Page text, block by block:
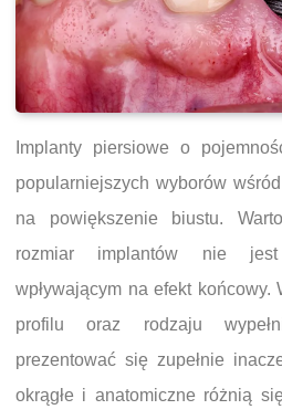
Implanty piersiowe o
popularniejszych wyborów
na powiększenie biustu.
rozmiar implantów nie
wpływającym na efekt końcowy.
profilu oraz rodzaju
prezentować się zupełnie
okrągłe i anatomiczne różnią